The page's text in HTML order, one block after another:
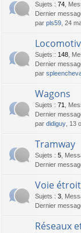
Sujets : 74
Dernier
par pls59 , 24
Sujets : 148
Dernier
par
Wagons
Sujets : 71
Dernier
par didiguy , 13
Tramway
Sujets : 5
Dernier
Voie
Sujets : 3
Dernier
Réseaux